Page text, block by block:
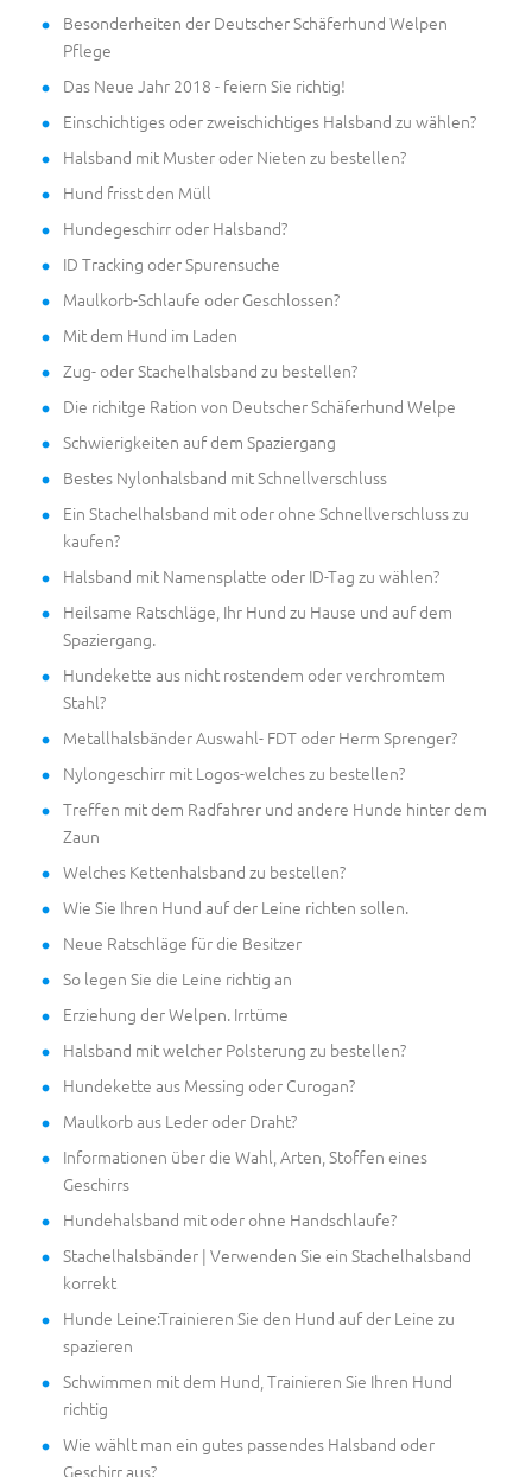
Besonderheiten der Deutscher Schäferhund Welpen
Pflege
Das Neue Jahr 2018 - feiern Sie richtig!
Einschichtiges oder zweischichtiges Halsband zu wählen?
Halsband mit Muster oder Nieten zu bestellen?
Hund frisst den Müll
Hundegeschirr oder Halsband?
ID Tracking oder Spurensuche
Maulkorb-Schlaufe oder Geschlossen?
Mit dem Hund im Laden
Zug- oder Stachelhalsband zu bestellen?
Die richitge Ration von Deutscher Schäferhund Welpe
Schwierigkeiten auf dem Spaziergang
Bestes Nylonhalsband mit Schnellverschluss
Ein Stachelhalsband mit oder ohne Schnellverschluss zu
kaufen?
Halsband mit Namensplatte oder ID-Tag zu wählen?
Heilsame Ratschläge, Ihr Hund zu Hause und auf dem
Spaziergang.
Hundekette aus nicht rostendem oder verchromtem
Stahl?
Metallhalsbänder Auswahl- FDT oder Herm Sprenger?
Nylongeschirr mit Logos-welches zu bestellen?
Treffen mit dem Radfahrer und andere Hunde hinter dem
Zaun
Welches Kettenhalsband zu bestellen?
Wie Sie Ihren Hund auf der Leine richten sollen.
Neue Ratschläge für die Besitzer
So legen Sie die Leine richtig an
Erziehung der Welpen. Irrtüme
Halsband mit welcher Polsterung zu bestellen?
Hundekette aus Messing oder Curogan?
Maulkorb aus Leder oder Draht?
Informationen über die Wahl, Arten, Stoffen eines
Geschirrs
Hundehalsband mit oder ohne Handschlaufe?
Stachelhalsbänder | Verwenden Sie ein Stachelhalsband
korrekt
Hunde Leine:Trainieren Sie den Hund auf der Leine zu
spazieren
Schwimmen mit dem Hund, Trainieren Sie Ihren Hund
richtig
Wie wählt man ein gutes passendes Halsband oder
Geschirr aus?